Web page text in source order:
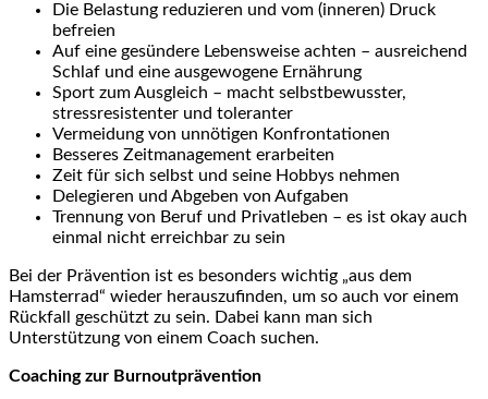
Die Belastung reduzieren und vom (inneren) Druck
befreien
Auf eine gesündere Lebensweise achten – ausreichend
Schlaf und eine ausgewogene Ernährung
Sport zum Ausgleich – macht selbstbewusster,
stressresistenter und toleranter
Vermeidung von unnötigen Konfrontationen
Besseres Zeitmanagement erarbeiten
Zeit für sich selbst und seine Hobbys nehmen
Delegieren und Abgeben von Aufgaben
Trennung von Beruf und Privatleben – es ist okay auch
einmal nicht erreichbar zu sein
Bei der Prävention ist es besonders wichtig „aus dem
Hamsterrad“ wieder herauszufinden, um so auch vor einem
Rückfall geschützt zu sein. Dabei kann man sich
Unterstützung von einem Coach suchen.
Coaching zur Burnoutprävention